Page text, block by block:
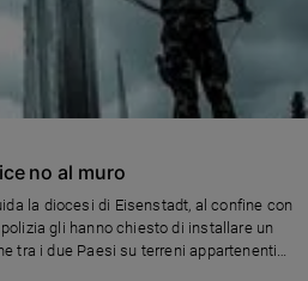
no al muro
la diocesi di Eisenstadt, al confine con
gli hanno chiesto di installare un
tra i due Paesi su terreni appartenenti
coscienza.